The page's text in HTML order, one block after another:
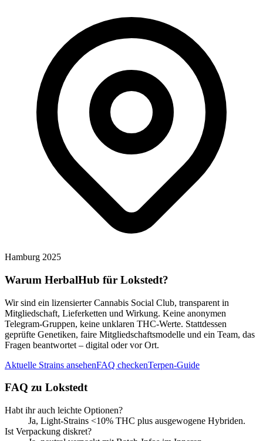
Hamburg 2025
Warum HerbalHub für Lokstedt?
Wir sind ein lizensierter Cannabis Social Club, transparent in
Mitgliedschaft, Lieferketten und Wirkung. Keine anonymen
Telegram-Gruppen, keine unklaren THC-Werte. Stattdessen
geprüfte Genetiken, faire Mitgliedschaftsmodelle und ein Team, das
Fragen beantwortet – digital oder vor Ort.
Aktuelle Strains ansehenFAQ checkenTerpen-Guide
FAQ zu Lokstedt
Habt ihr auch leichte Optionen?
Ja, Light-Strains <10% THC plus ausgewogene Hybriden.
Ist Verpackung diskret?